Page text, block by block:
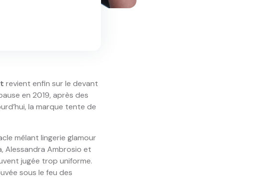
revient enfin sur le devant
en 2019, après des
la marque tente de
mêlant lingerie glamour
Alessandra Ambrosio et
jugée trop uniforme.
sous le feu des